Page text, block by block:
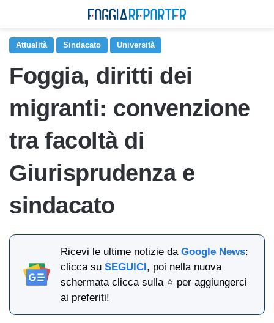
Attualità Sindacato Università
Foggia, diritti dei
migranti: convenzione
tra facoltà di
Giurisprudenza e
sindacato
Ricevi le ultime notizie daGoogle News:
clicca suSEGUICI, poi nella nuova
schermata clicca sulla ⭐ per aggiungerci
ai preferiti!